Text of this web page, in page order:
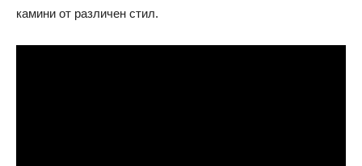
камини от различен стил.